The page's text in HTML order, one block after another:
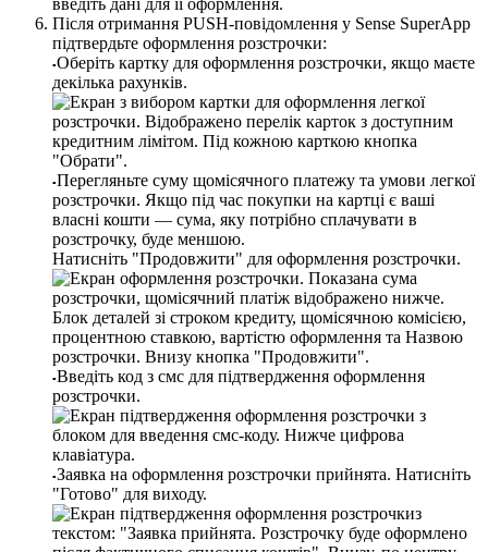
введіть дані для її оформлення.
Після отримання PUSH-повідомлення у Sense SuperApp
підтвердьте оформлення розстрочки:
▪Оберіть картку для оформлення розстрочки, якщо маєте
декілька рахунків.
▪Перегляньте суму щомісячного платежу та умови легкої
розстрочки. Якщо під час покупки на картці є ваші
власні кошти — сума, яку потрібно сплачувати в
розстрочку, буде меншою.
Натисніть "Продовжити" для оформлення розстрочки.
▪Введіть код з смс для підтвердження оформлення
розстрочки.
▪Заявка на оформлення розстрочки прийнята. Натисніть
"Готово" для виходу.